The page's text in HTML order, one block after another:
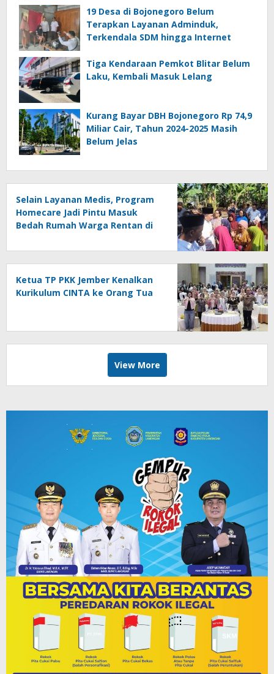
19 Desa di Bojonegoro Belum
Terapkan Layanan Adminduk,
Terkendala SDM hingga Internet
Tiga Kendaraan Pemkot Blitar Belum
Laku, Kembali Masuk Lelang
Kurang Bayar DBH Bojonegoro Rp 74,9
Miliar Cair, Tahun 2024-2025 Masih
Belum Jelas
Selain Layanan Medis, Program
Homecare Jadi Pintu Masuk
Bedah Rumah Warga Rentan di
Ketua TP PKK Jember Kenalkan
Kurikulum CINTA ke Orang Tua
View More